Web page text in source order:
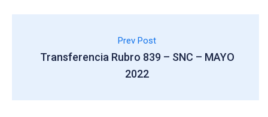
Prev Post
Transferencia Rubro 839 – SNC – MAYO
2022